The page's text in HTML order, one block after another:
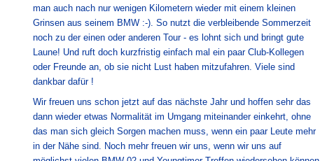
man auch nach nur wenigen Kilometern wieder mit einem kleinen
Grinsen aus seinem BMW :-). So nutzt die verbleibende Sommerzeit
noch zu der einen oder anderen Tour - es lohnt sich und bringt gute
Laune! Und ruft doch kurzfristig einfach mal ein paar Club-Kollegen
oder Freunde an, ob sie nicht Lust haben mitzufahren. Viele sind
dankbar dafür !
Wir freuen uns schon jetzt auf das nächste Jahr und hoffen sehr das
dann wieder etwas Normalität im Umgang miteinander einkehrt, ohne
das man sich gleich Sorgen machen muss, wenn ein paar Leute mehr
in der Nähe sind. Noch mehr freuen wir uns, wenn wir uns auf